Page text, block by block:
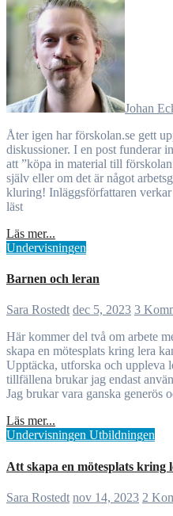
Johan
Åter igen har förskolan.se gett upphov till nya tankar och
diskussioner. I en post funderar
att ”köpa in material till
själv eller om det är något
kluring! Inläggsförfattaren
läst
Läs mer...
Undervisningen
Barnen och leran
Sara Rostedt dec 5, 2023 3
Här kommer del två om arbete med lera i ateljén. Första delen Att
skapa en mötesplats kring lera
Upptäcka, utforska och uppleva
tillfällena brukar jag endast
Jag brukar vara ganska generös
Läs mer...
Undervisningen Utbildningen
Att skapa en mötesplats kring
Sara Rostedt nov 14, 2023 2